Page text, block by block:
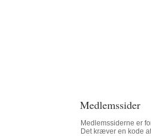
Medlemssider
Medlemssiderne er
Det kræver en kode